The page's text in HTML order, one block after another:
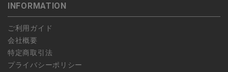
します。
予約商品など一部キャンセルが出来ない場合がございます。あら
かじめご了承ください。
こちら よりご依頼ください。
INFORMATION
ご利用ガイド
会社概要
特定商取引法
プライバシーポリシー